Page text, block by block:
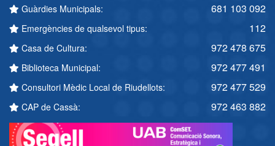
Guàrdies Municipals: 681 103 092
Emergències de qualsevol tipus: 112
Casa de Cultura: 972 478 675
Biblioteca Municipal: 972 477 491
Consultori Mèdic Local de Riudellots: 972 477 529
CAP de Cassà: 972 463 882